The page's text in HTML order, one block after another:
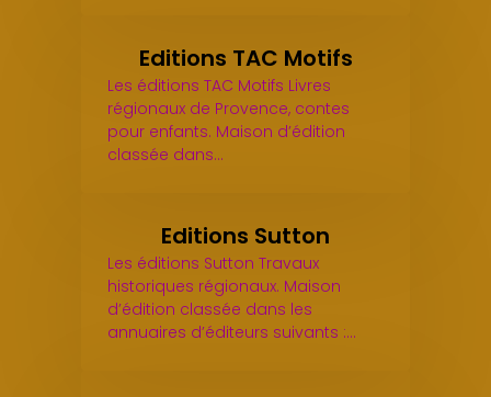
Editions TAC Motifs
Les éditions TAC Motifs Livres
régionaux de Provence, contes
pour enfants. Maison d’édition
classée dans…
Editions Sutton
Les éditions Sutton Travaux
historiques régionaux. Maison
d’édition classée dans les
annuaires d’éditeurs suivants :…